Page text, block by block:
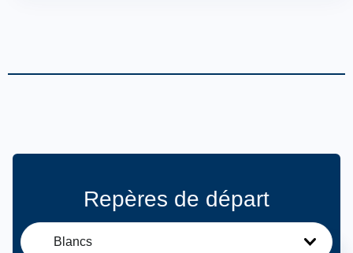
Repères de départ
Blancs